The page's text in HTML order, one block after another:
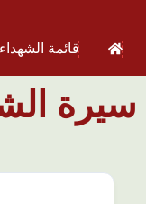
قائمة الشهداء
سيرة